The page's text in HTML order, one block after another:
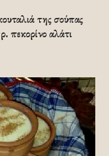
της σούπας
πεκορίνο αλάτι